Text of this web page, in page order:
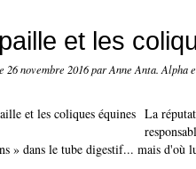
et les
26 novembre 2016par Anne Anta. Alpha
La
» dans le tube digestif... mais d'où